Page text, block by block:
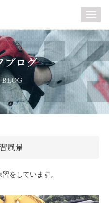
ブログ
風景
をしています。